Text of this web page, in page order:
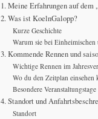
1. Meine Erfahrungen auf
2. Was ist KoelnGalopp?
Kurze Geschichte
Warum sie bei
3. Kommende Rennen und
Wichtige Rennen im
Wo du den Zeitplan einsehen
Besondere Veranstaltungstage
4. Standort und
Standort